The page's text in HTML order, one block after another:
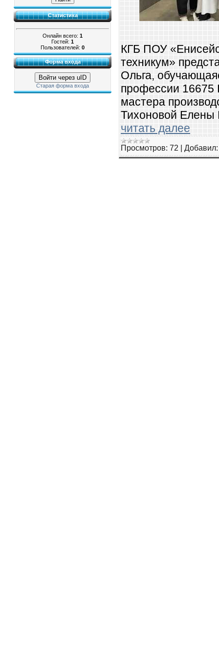
Статистика
Онлайн всего: 1
Гостей: 1
Пользователей: 0
Форма входа
Войти через uID
Старая форма входа
КГБ ПОУ
техникум»
Ольга,
профессии 16675
мастера
Тихоновой Елены
читать далее
Просмотров: 72 Добавил: